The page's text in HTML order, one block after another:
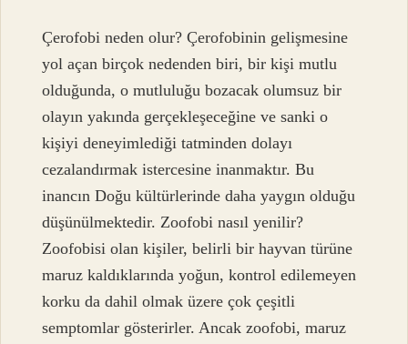
Çerofobi neden olur? Çerofobinin gelişmesine
yol açan birçok nedenden biri, bir kişi mutlu
olduğunda, o mutluluğu bozacak olumsuz bir
olayın yakında gerçekleşeceğine ve sanki o
kişiyi deneyimlediği tatminden dolayı
cezalandırmak istercesine inanmaktır. Bu
inancın Doğu kültürlerinde daha yaygın olduğu
düşünülmektedir. Zoofobi nasıl yenilir?
Zoofobisi olan kişiler, belirli bir hayvan türüne
maruz kaldıklarında yoğun, kontrol edilemeyen
korku da dahil olmak üzere çok çeşitli
semptomlar gösterirler. Ancak zoofobi, maruz